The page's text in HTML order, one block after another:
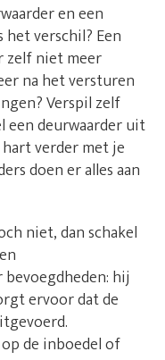
en een
verschil? Een
zelf niet meer
na het versturen
Verspil zelf
een deurwaarder uit
verder met je
doen er alles aan
niet, dan schakel
hij
ervoor dat de
de inboedel of